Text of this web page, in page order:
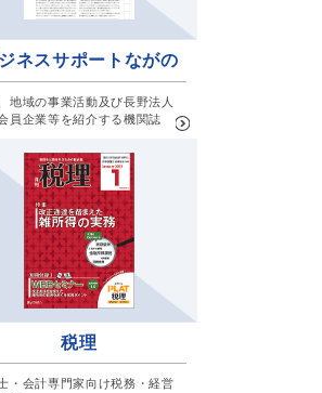
ネスサポート ながの
地域の事業活動及び長野法人
員企業等を紹介する機関誌
税理
・会計専門家向け税務・経営